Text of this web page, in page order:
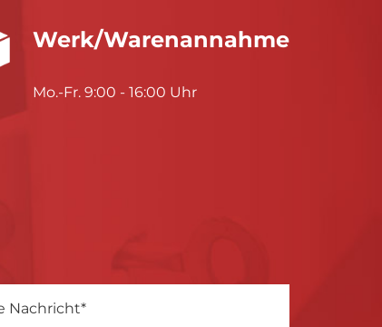
Werk/Warenannahme
Mo.-Fr. 9:00 - 16:00 Uhr